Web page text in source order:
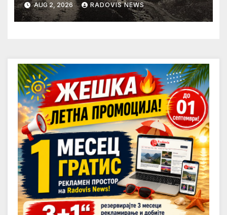
AUG 2, 2026 RADOVIS NEWS